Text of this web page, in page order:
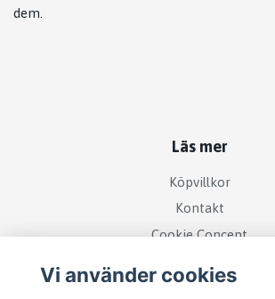
dem.
Läs mer
Köpvillkor
Kontakt
Cookie Concent
Vi använder cookies